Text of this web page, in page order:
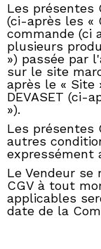
Les présentes
(ci-après les «
commande (ci
plusieurs
») passée par
sur le site
après le « Site
DEVASET (ci-
»).
Les présentes
autres
expressément
Le Vendeur
CGV à tout
applicables
date de la